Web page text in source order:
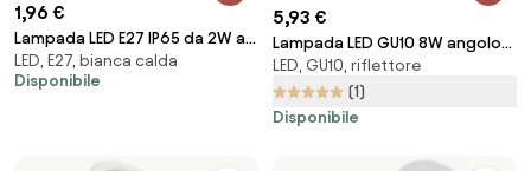
1,96 €
Lampada LED E27 IP65 da 2W a
Filamento S14 - INFRANGIBILE per
Catenarie Colore Bianco Caldo
LED, E27, bianca calda
Disponibile
5,93 €
Lampada LED GU10 8W angolo
12° Ceramic 105lm/W - No
Flickering Colore Bianco Caldo
2.700K
LED, GU10, riflettore
(1)
Disponibile